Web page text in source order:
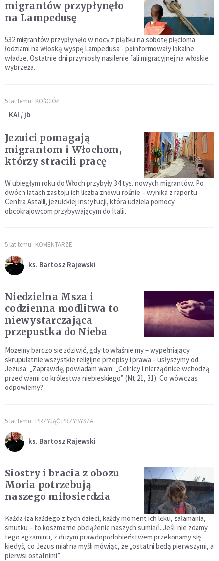
migrantów przypłynęło
na Lampedusę
532 migrantów przypłynęło w nocy z piątku na sobotę pięcioma
łodziami na włoską wyspę Lampedusa - poinformowały lokalne
władze. Ostatnie dni przyniosły nasilenie fali migracyjnej na włoskie
wybrzeża.
5 lat temu KOŚCIÓŁ
KAI / jb
Jezuici pomagają
migrantom i Włochom,
którzy stracili pracę
W ubiegłym roku do Włoch przybyły 34 tys. nowych migrantów. Po
dwóch latach zastoju ich liczba znowu rośnie – wynika z raportu
Centra Astalli, jezuickiej instytucji, która udziela pomocy
obcokrajowcom przybywającym do Italii.
5 lat temu KOMENTARZE
ks. Bartosz Rajewski
Niedzielna Msza i
codzienna modlitwa to
niewystarczająca
przepustka do Nieba
Możemy bardzo się zdziwić, gdy to właśnie my – wypełniający
skrupulatnie wszystkie religijne przepisy i prawa – usłyszymy od
Jezusa: „Zaprawdę, powiadam wam: „Celnicy i nierządnice wchodzą
przed wami do królestwa niebieskiego” (Mt 21, 31). Co wówczas
odpowiemy?
5 lat temu PRZYJĄĆ PRZYBYSZA
ks. Bartosz Rajewski
Siostry i bracia z obozu
Moria potrzebują
naszego miłosierdzia
Każda łza każdego z tych dzieci, każdy moment ich lęku, załamania,
smutku – to koszmarne obciążenie naszych sumień. Jeśli nie zdamy
tego egzaminu, z dużym prawdopodobieństwem przekonamy się
kiedyś, co Jezus miał na myśli mówiąc, że „ostatni będą pierwszymi, a
pierwsi ostatnimi”.